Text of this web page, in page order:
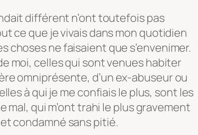
différent n’ont toutefois pas
ce que je vivais dans mon quotidien
choses ne faisaient que s’envenimer.
moi, celles qui sont venues habiter
omniprésente, d’un ex-abuseur ou
à qui je me confiais le plus, sont les
mal, qui m’ont trahi le plus gravement
condamné sans pitié.